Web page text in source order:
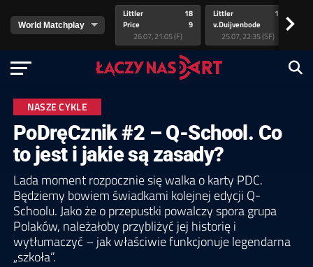
Littler
Price
18
9
26.07, 21:05 (F)
Littler
v.Duijvenbode
17
25.07, 22:35 (SF)
>
NASZE CYKLE
PoDręCznik #2 – Q-School. Co
to jest i jakie są zasady?
Lada moment rozpocznie się walka o karty PDC.
Będziemy bowiem świadkami kolejnej edycji Q-
Schoolu. Jako że o przepustki powalczy spora grupa
Polaków, należałoby przybliżyć jej historię i
wytłumaczyć – jak właściwie funkcjonuje legendarna
„szkoła”.